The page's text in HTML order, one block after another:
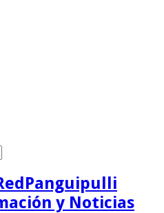
y Noticias